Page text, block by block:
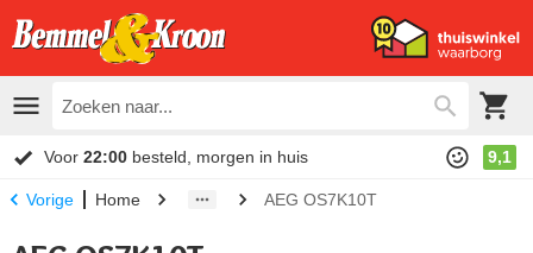
Voor 22:00 besteld, morgen in huis 9,1
Vorige Home AEG OS7K10T